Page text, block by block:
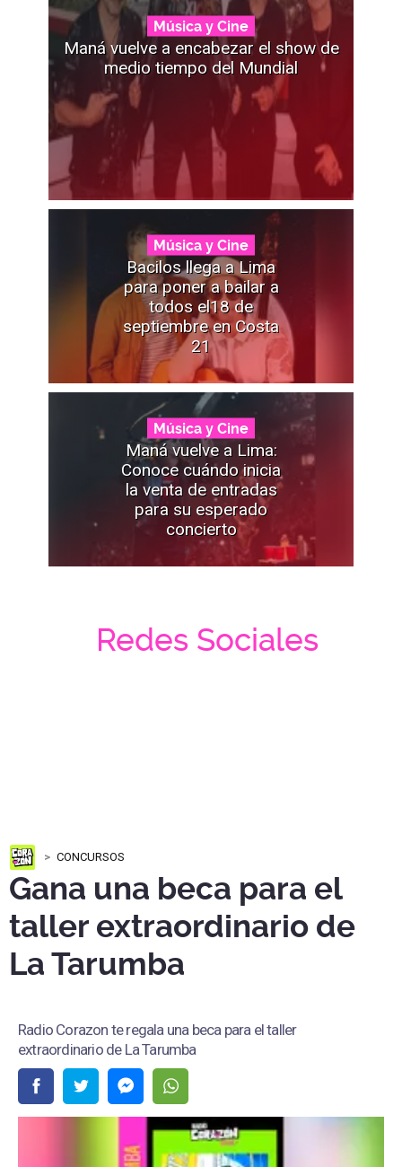
Música y Cine
Maná vuelve a encabezar el show de
medio tiempo del Mundial
Música y Cine
Bacilos llega a Lima
para poner a bailar a
todos el18 de
septiembre en Costa
21
Música y Cine
Maná vuelve a Lima:
Conoce cuándo inicia
la venta de entradas
para su esperado
concierto
Redes Sociales
CONCURSOS
Gana una beca para el
taller extraordinario de
La Tarumba
Radio Corazon te regala una beca para el taller
extraordinario de La Tarumba